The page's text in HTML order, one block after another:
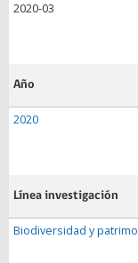
2020-03
Año
2020
Línea investigación
Biodiversidad y